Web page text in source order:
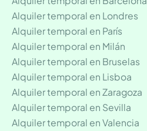
Alquiler temporal en Londres
Alquiler temporal en París
Alquiler temporal en Milán
Alquiler temporal en Bruselas
Alquiler temporal en Lisboa
Alquiler temporal en Zaragoza
Alquiler temporal en Sevilla
Alquiler temporal en Valencia